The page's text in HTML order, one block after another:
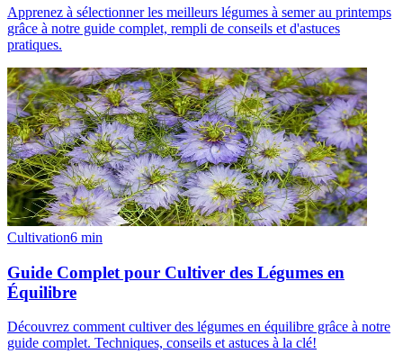
Apprenez à sélectionner les meilleurs légumes à semer au printemps
grâce à notre guide complet, rempli de conseils et d'astuces
pratiques.
Cultivation6 min
Guide Complet pour Cultiver des Légumes en
Équilibre
Découvrez comment cultiver des légumes en équilibre grâce à notre
guide complet. Techniques, conseils et astuces à la clé!